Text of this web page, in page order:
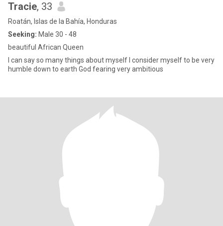
Tracie, 33
Roatán, Islas de la Bahía, Honduras
Seeking: Male 30 - 48
beautiful African Queen
I can say so many things about myself I consider myself to be very
humble down to earth God fearing very ambitious